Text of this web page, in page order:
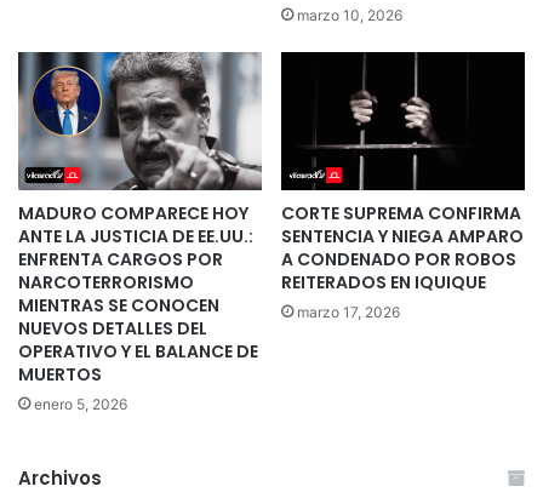
marzo 10, 2026
MADURO COMPARECE HOY
ANTE LA JUSTICIA DE EE.UU.:
ENFRENTA CARGOS POR
NARCOTERRORISMO
MIENTRAS SE CONOCEN
NUEVOS DETALLES DEL
OPERATIVO Y EL BALANCE DE
MUERTOS
enero 5, 2026
CORTE SUPREMA CONFIRMA
SENTENCIA Y NIEGA AMPARO
A CONDENADO POR ROBOS
REITERADOS EN IQUIQUE
marzo 17, 2026
Archivos